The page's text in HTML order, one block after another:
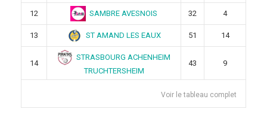
12 SAMBRE AVESNOIS 32 4
13 ST AMAND LES EAUX 51 14
14
STRASBOURG ACHENHEIM
TRUCHTERSHEIM
43 9
Voir le tableau complet